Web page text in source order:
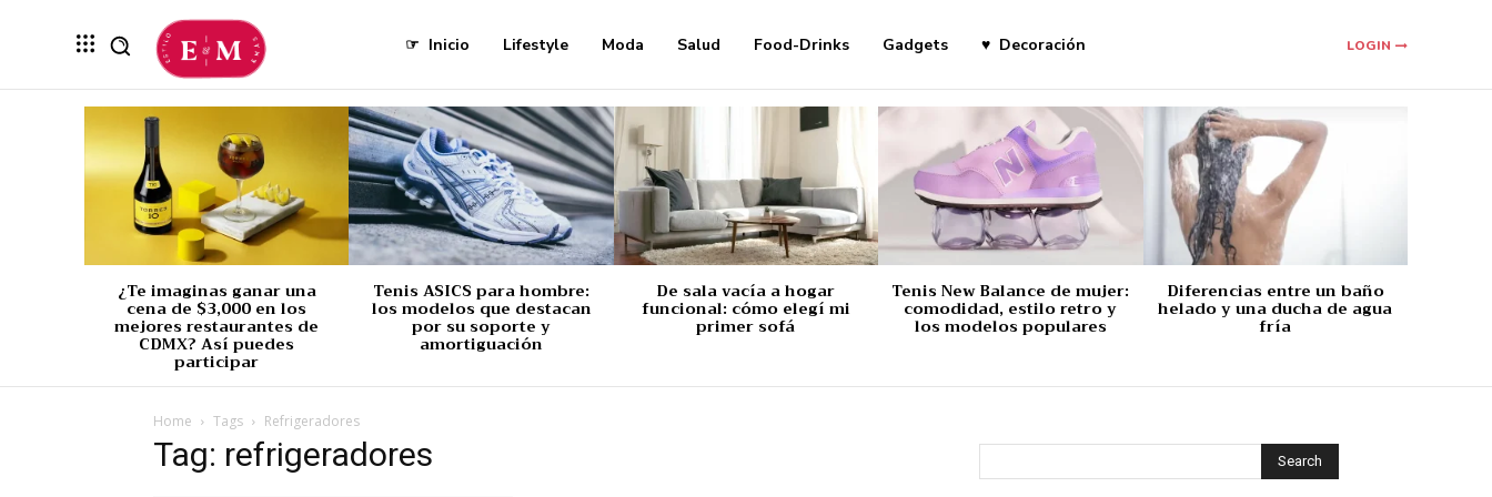
☞ Inicio Lifestyle Moda Salud Food-Drinks Gadgets ♥ Decoración LOGIN
¿Te imaginas ganar una
cena de $3,000 en los
mejores restaurantes de
CDMX? Así puedes
participar
Tenis ASICS para hombre:
los modelos que destacan
por su soporte y
amortiguación
De sala vacía a hogar
funcional: cómo elegí mi
primer sofá
Tenis New Balance de mujer:
comodidad, estilo retro y
los modelos populares
Diferencias entre un baño
helado y una ducha de agua
fría
Home Tags Refrigeradores
Tag: refrigeradores